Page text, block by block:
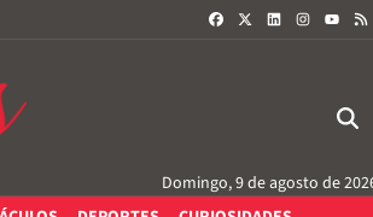
FACEBOOKLINKEDININSTAGRAM
Domingo, 9 de agosto de